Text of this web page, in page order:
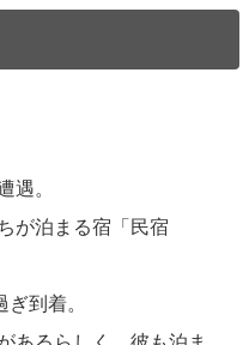
遇。
が泊まる宿「民宿
到着。